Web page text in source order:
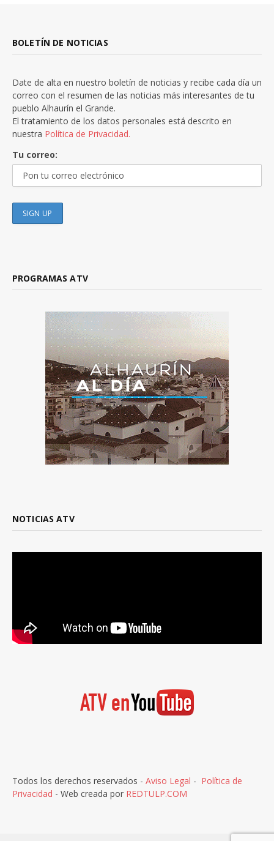
BOLETÍN DE NOTICIAS
Date de alta en nuestro boletín de noticias y recibe cada día un
correo con el resumen de las noticias más interesantes de tu
pueblo Alhaurín el Grande.
El tratamiento de los datos personales está descrito en
nuestra Política de Privacidad.
Tu correo:
PROGRAMAS ATV
NOTICIAS ATV
Todos los derechos reservados - Aviso Legal - Política de
Privacidad - Web creada por REDTULP.COM